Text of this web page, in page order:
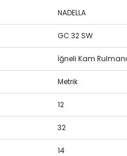
NADELLA
GC 32 SW
İğneli Kam Rulmanı
Metrik
12
32
14